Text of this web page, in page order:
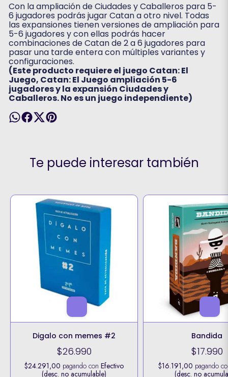
Con la ampliación de Ciudades y Caballeros para 5-
6 jugadores podrás jugar Catan a otro nivel. Todas
las expansiones tienen versiones de ampliación para
5-6 jugadores y con ellas podrás hacer
combinaciones de Catan de 2 a 6 jugadores para
pasar una tarde entera con múltiples variantes y
configuraciones.
(Este producto requiere el juego Catan: El
Juego, Catan: El Juego ampliación 5-6
jugadores y la expansión Ciudades y
Caballeros. No es un juego independiente)
Te puede interesar también
Digalo con memes #2
$26.990
$24.291,00 pagando conEfectivo
(desc. no acumulable)
Bandida
$17.990
$16.191,00 pagando
(desc. no